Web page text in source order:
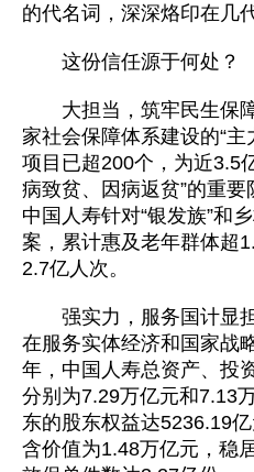
的代名词，深深烙印在几
这份信任源于何处？
大担当，筑牢民生保
家社会保障体系建设的“
项目已超200个，为近3.5
病致贫、因病返贫”的重要
中国人寿针对“银发族”和
案，累计惠及老年群体超
2.7亿人次。
强实力，服务国计显
在服务实体经济和国家战
年，中国人寿总资产、投
分别为7.29万亿元和7.13
东的股东权益达5236.19
含价值为1.48万亿元，稳